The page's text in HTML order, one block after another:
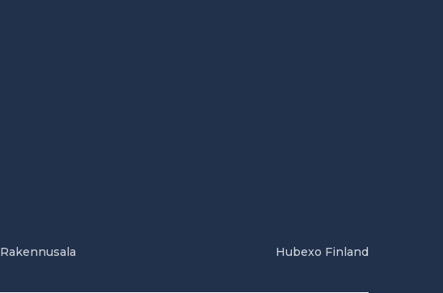
Rakennusala Hubexo Finland